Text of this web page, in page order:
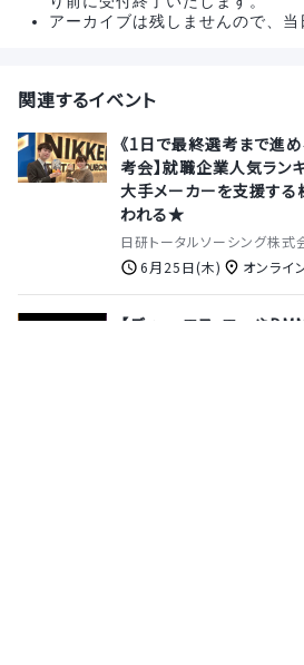
アーカイブは残しませんので、
関連するイベント
《1日で最終選考まで進め
考会】就職企業人気ラン
大手メーカーを支援する
われる★
日研トータルソーシング株式
6月25日(木)
オンライ
【ディー・エヌ・エーや